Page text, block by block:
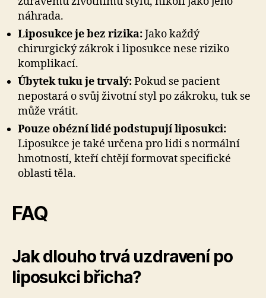
náhrada.
Liposukce je bez rizika:Jako každý
chirurgický zákrok i liposukce nese riziko
komplikací.
Úbytek tuku je trvalý:Pokud se pacient
nepostará o svůj životní styl po zákroku, tuk se
může vrátit.
Pouze obézní lidé podstupují liposukci:
Liposukce je také určena pro lidi s normální
hmotností, kteří chtějí formovat specifické
oblasti těla.
FAQ
Jak dlouho trvá uzdravení po
liposukci břicha?